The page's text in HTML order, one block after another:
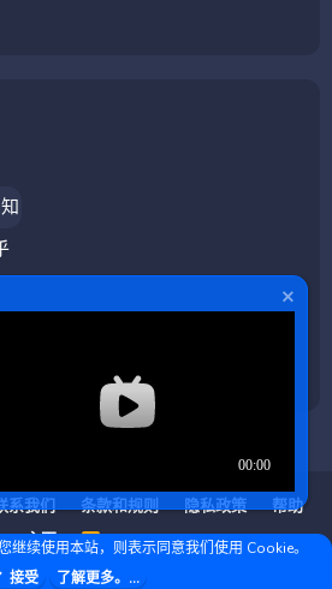
系我们 条款和规则 隐私政策
帮助
主页
R
S
S
基岩科技 版权所有 |Microsoft Marketplace
继续使用本站，则表示同意我们使用 Cookie。
接受
了解更多。...